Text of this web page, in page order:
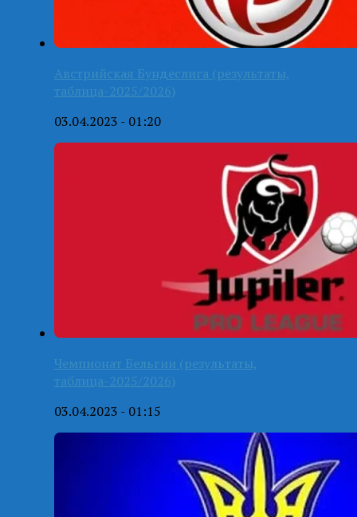
Австрийская Бундеслига (результаты,
таблица-2025/2026)
03.04.2023 - 01:20
Чемпионат Бельгии (результаты,
таблица-2025/2026)
03.04.2023 - 01:15